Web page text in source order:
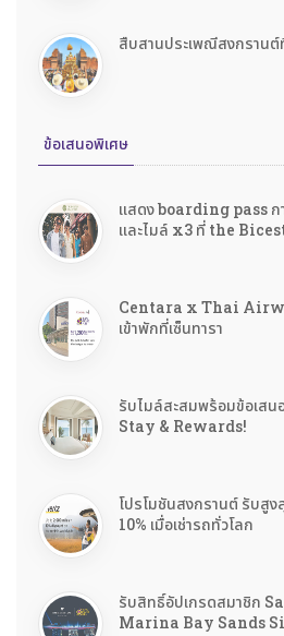
สืบสานประเพณีสงกรานต์
ข้อเสนอพิเศษ
แสดง boarding pass ก
และไมล์ x3 ที่ the
Centara x Thai
เข้าพักที่เซ็นทารา
รับไมล์สะสมพร้อมข้อเส
Stay & Rewards!
โปรโมชันสงกรานต์ รับสู
10% เมื่อเช่ารถทั่วโลก
รับสิทธิ์อัปเกรดสมาชิก
Marina Bay Sands